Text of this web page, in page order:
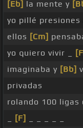
[Eb] la mente y
yo pillé presiones
ellos [Cm]
yo quiero vivir _
imaginaba y [Bb]
privadas
rolando 100 ligas
[F]